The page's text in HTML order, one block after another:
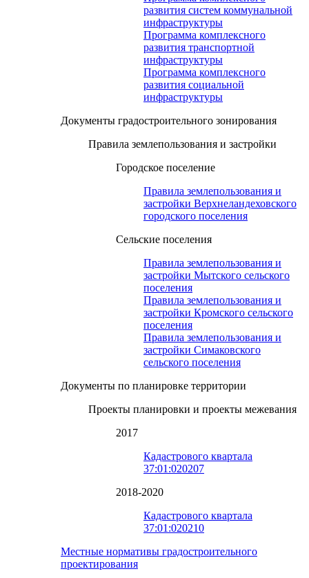
развития систем коммунальной
инфраструктуры
Программа комплексного
развития транспортной
инфраструктуры
Программа комплексного
развития социальной
инфраструктуры
Документы градостроительного зонирования
Правила землепользования и застройки
Городское поселение
Правила землепользования и
застройки Верхнеландеховского
городского поселения
Сельские поселения
Правила землепользования и
застройки Мытского сельского
поселения
Правила землепользования и
застройки Кромского сельского
поселения
Правила землепользования и
застройки Симаковского
сельского поселения
Документы по планировке территории
Проекты планировки и проекты межевания
2017
Кадастрового квартала
37:01:020207
2018-2020
Кадастрового квартала
37:01:020210
Местные нормативы градостроительного
проектирования